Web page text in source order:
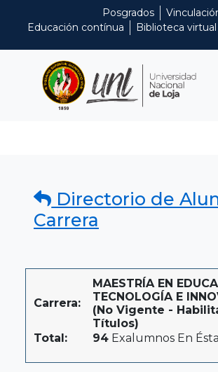
Posgrados
Educación contínua
Biblioteca virtual
Directorio de
Carrera
Carrera:
MAESTRÍA EN
TECNOLOGÍA E
(No Vigente -
Títulos)
Total:
94 Exalumnos En